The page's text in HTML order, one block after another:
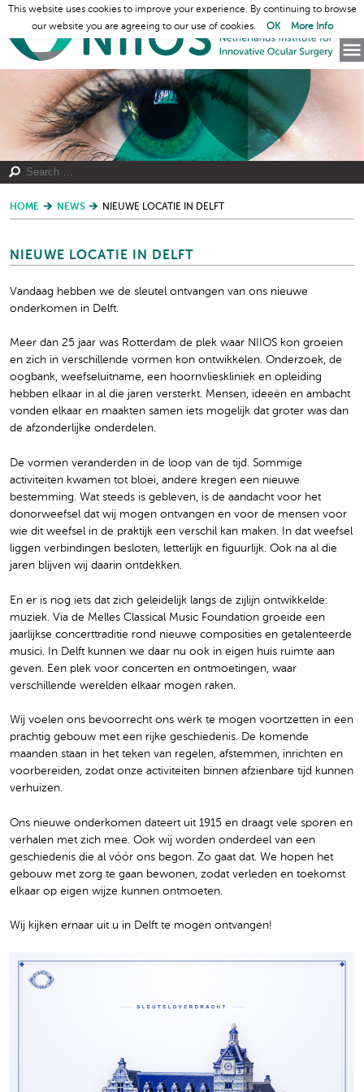
HOME NEWS NIEUWE LOCATIE IN DELFT
NIEUWE LOCATIE IN DELFT
Vandaag hebben we de sleutel ontvangen van ons nieuwe
onderkomen in Delft.
Meer dan 25 jaar was Rotterdam de plek waar NIIOS kon groeien
en zich in verschillende vormen kon ontwikkelen. Onderzoek, de
oogbank, weefseluitname, een hoornvlieskliniek en opleiding
hebben elkaar in al die jaren versterkt. Mensen, ideeën en ambacht
vonden elkaar en maakten samen iets mogelijk dat groter was dan
de afzonderlijke onderdelen.
De vormen veranderden in de loop van de tijd. Sommige
activiteiten kwamen tot bloei, andere kregen een nieuwe
bestemming. Wat steeds is gebleven, is de aandacht voor het
donorweefsel dat wij mogen ontvangen en voor de mensen voor
wie dit weefsel in de praktijk een verschil kan maken. In dat weefsel
liggen verbindingen besloten, letterlijk en figuurlijk. Ook na al die
jaren blijven wij daarin ontdekken.
En er is nog iets dat zich geleidelijk langs de zijlijn ontwikkelde:
muziek. Via de Melles Classical Music Foundation groeide een
jaarlijkse concerttraditie rond nieuwe composities en getalenteerde
musici. In Delft kunnen we daar nu ook in eigen huis ruimte aan
geven. Een plek voor concerten en ontmoetingen, waar
verschillende werelden elkaar mogen raken.
Wij voelen ons bevoorrecht ons werk te mogen voortzetten in een
prachtig gebouw met een rijke geschiedenis. De komende
maanden staan in het teken van regelen, afstemmen, inrichten en
voorbereiden, zodat onze activiteiten binnen afzienbare tijd kunnen
verhuizen.
Ons nieuwe onderkomen dateert uit 1915 en draagt vele sporen en
verhalen met zich mee. Ook wij worden onderdeel van een
geschiedenis die al vóór ons begon. Zo gaat dat. We hopen het
gebouw met zorg te gaan bewonen, zodat verleden en toekomst
elkaar op eigen wijze kunnen ontmoeten.
Wij kijken ernaar uit u in Delft te mogen ontvangen!
This website uses cookies to improve your experience. By continuing to browse
our website you are agreeing to our use of cookies.
OK More Info